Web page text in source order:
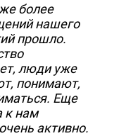
более
нашего
прошло.
люди уже
понимают,
Еще
к нам
активно.